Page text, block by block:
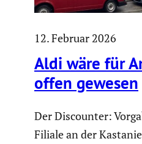
12. Februar 2026
Aldi wäre für
offen gewesen
Der Discounter:
Filiale an der